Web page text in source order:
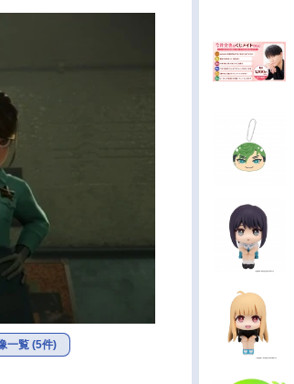
一覧 (5件)